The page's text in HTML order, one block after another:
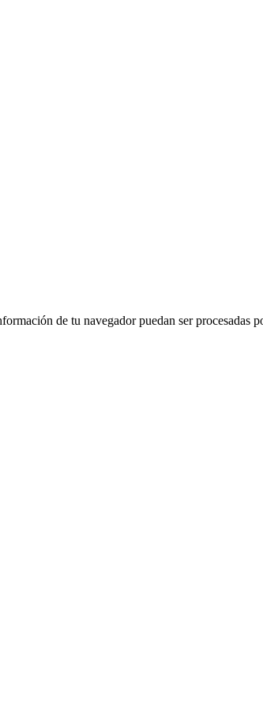
de tu navegador puedan ser procesadas